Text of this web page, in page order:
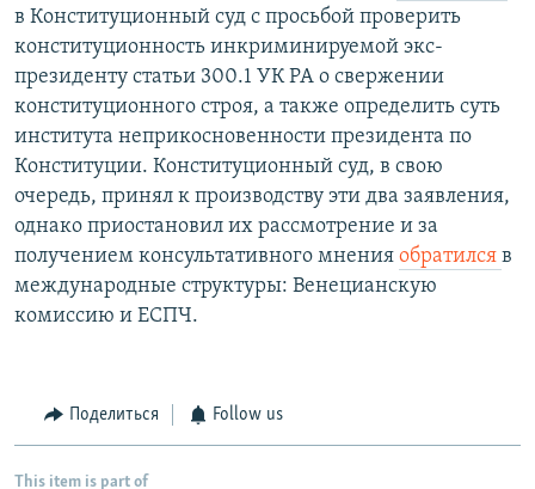
в Конституционный суд с просьбой проверить
конституционность инкриминируемой экс-
президенту статьи 300.1 УК РА о свержении
конституционного строя, а также определить суть
института неприкосновенности президента по
Конституции. Конституционный суд, в свою
очередь, принял к производству эти два заявления,
однако приостановил их рассмотрение и за
получением консультативного мнения обратился в
международные структуры: Венецианскую
комиссию и ЕСПЧ.
Поделиться Follow us
This item is part of